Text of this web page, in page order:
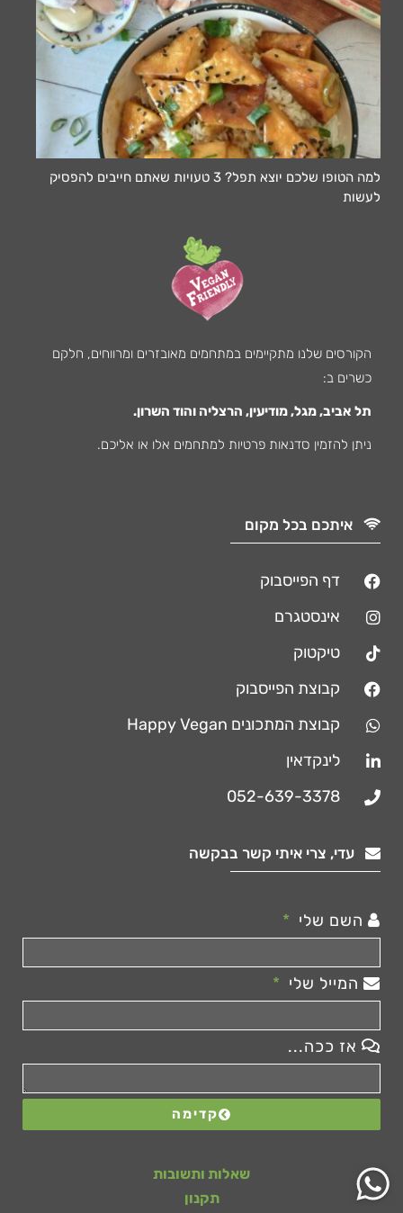
למה הטופו שלכם יוצא תפל? 3 טעויות שאתם חייבים להפסיק
לעשות
הקורסים שלנו מתקיימים במתחמים מאובזרים ומרווחים, חלקם
כשרים ב:
תל אביב, מגל, מודיעין, הרצליה והוד השרון.
ניתן להזמין סדנאות פרטיות למתחמים אלו או אליכם.
איתכם בכל מקום
דף הפייסבוק
אינסטגרם
טיקטוק
קבוצת הפייסבוק
קבוצת המתכונים Happy Vegan
לינקדאין
052-639-3378
עדי, צרי איתי קשר בבקשה
השם שלי
המייל שלי
אז ככה...
קדימה
שאלות ותשובות
תקנון